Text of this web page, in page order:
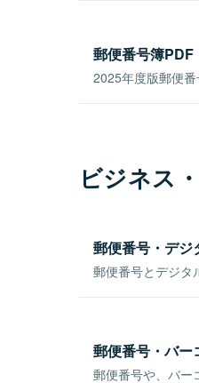
郵便番号簿PDF
2025年度版郵便番
ビジネス
郵便番号・デジ
郵便番号とデジタ
郵便番号・バー
郵便番号や、バー